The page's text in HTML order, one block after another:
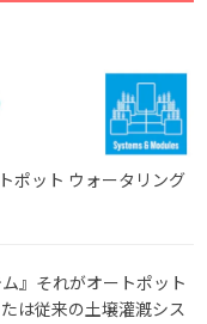
ポット ウォータリング
』それがオートポット
は従来の土壌灌漑シス